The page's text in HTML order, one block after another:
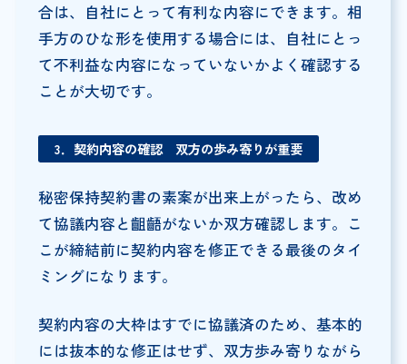
合は、自社にとって有利な内容にできます。相
手方のひな形を使用する場合には、自社にとっ
て不利益な内容になっていないかよく確認する
ことが大切です。
3．契約内容の確認 双方の歩み寄りが重要
秘密保持契約書の素案が出来上がったら、改め
て協議内容と齟齬がないか双方確認します。こ
こが締結前に契約内容を修正できる最後のタイ
ミングになります。
契約内容の大枠はすでに協議済のため、基本的
には抜本的な修正はせず、双方歩み寄りながら